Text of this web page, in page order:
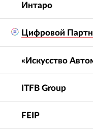
Интаро
Цифровой
«Искусство
ITFB Group
FEIP